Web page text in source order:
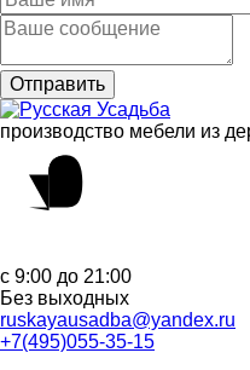
производство мебели из
с 9:00 до 21:00
Без выходных
ruskayausadba@yandex.ru
+7(495)055-35-15